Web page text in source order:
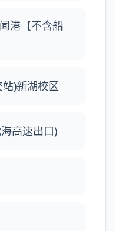
港【不含船
)新湖校区
高速出口)